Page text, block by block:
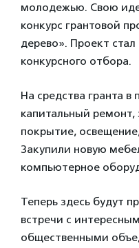
молодежью. Свою
конкурс грантовой
дерево». Проект
конкурсного отбора.
На средства гранта
капитальный
покрытие,
Закупили новую
компьютерное
Теперь здесь будут
встречи с
общественными